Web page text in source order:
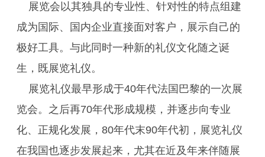
展览会以其独具的专业性、针对性的特点组建
成为国际、国内企业直接面对客户，展示自己的
极好工具。与此同时一种新的礼仪文化随之诞
生，既展览礼仪。
展览礼仪最早形成于40年代法国巴黎的一次展
览会。之后再70年代形成规模，并逐步向专业
化、正规化发展，80年代末90年代初，展览礼仪
在我国也逐步发展起来，尤其在近及年来伴随展